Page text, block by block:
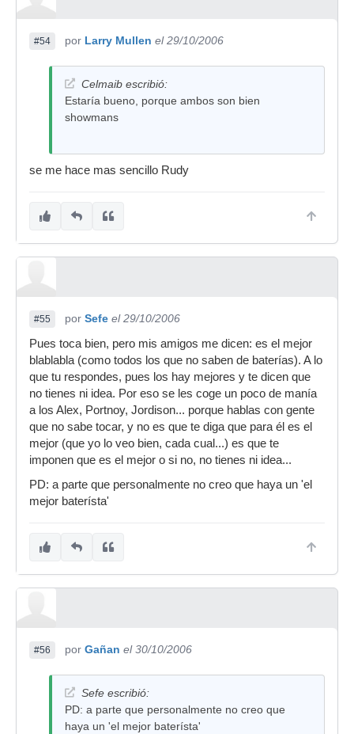
#54 por Larry Mullen el 29/10/2006
Celmaib escribió:
Estaría bueno, porque ambos son bien
showmans
se me hace mas sencillo Rudy
#55 por Sefe el 29/10/2006
Pues toca bien, pero mis amigos me dicen: es el mejor
blablabla (como todos los que no saben de baterías). A lo
que tu respondes, pues los hay mejores y te dicen que
no tienes ni idea. Por eso se les coge un poco de manía
a los Alex, Portnoy, Jordison... porque hablas con gente
que no sabe tocar, y no es que te diga que para él es el
mejor (que yo lo veo bien, cada cual...) es que te
imponen que es el mejor o si no, no tienes ni idea...
PD: a parte que personalmente no creo que haya un 'el
mejor baterísta'
#56 por Gañan el 30/10/2006
Sefe escribió:
PD: a parte que personalmente no creo que
haya un 'el mejor baterísta'